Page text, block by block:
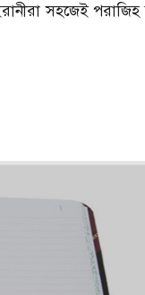
সহজেই পরাজিহ